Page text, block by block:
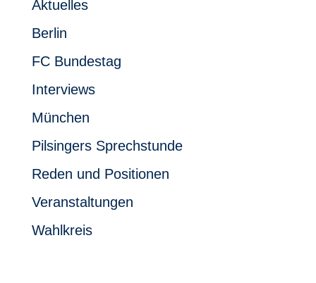
Aktuelles
Berlin
FC Bundestag
Interviews
München
Pilsingers Sprechstunde
Reden und Positionen
Veranstaltungen
Wahlkreis